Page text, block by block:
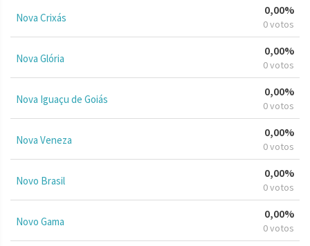
Nova Crixás
0,00%
0 votos
Nova Glória
0,00%
0 votos
Nova Iguaçu de Goiás
0,00%
0 votos
Nova Veneza
0,00%
0 votos
Novo Brasil
0,00%
0 votos
Novo Gama
0,00%
0 votos